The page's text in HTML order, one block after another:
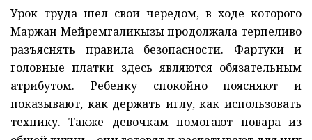
Урок труда шел свои чередом, в ходе которого
Маржан Мейремгаликызы продолжала терпеливо
разъяснять правила безопасности. Фартуки и
головные платки здесь являются обязательным
атрибутом. Ребенку спокойно поясняют и
показывают, как держать иглу, как использовать
технику. Также девочкам помогают повара из